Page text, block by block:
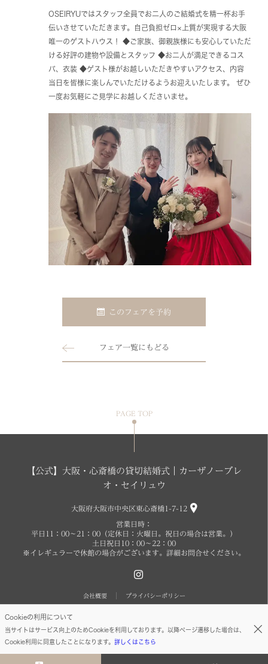
OSEIRYUではスタッフ全員でお二人のご結婚式を精一杯お手
伝いさせていただきます。自己負担ゼロ×上質が実現する大阪
唯一のゲストハウス！ ◆ご家族、御親族様にも安心していただ
ける好評の建物や設備とスタッフ ◆お二人が満足できるコス
パ、衣装 ◆ゲスト様がお越しいただきやすいアクセス、内容
当日を皆様に楽しんでいただけるようお迎えいたします。 ぜひ
一度お気軽にご見学にお越しくださいませ。
このフェアを予約
フェア一覧にもどる
Cookieの利用について
当サイトはサービス向上のためCookieを利用しております。以降ページ遷移した場合は、
Cookie利用に同意したことになります。 詳しくはこちら
PAGE TOP
【公式】大阪・心斎橋の貸切結婚式｜カーザノーブレ
オ・セイリュウ
大阪府大阪市中央区東心斎橋1-7-12
営業日時：
平日11：00～21：00（定休日：火曜日。祝日の場合は営業。）
土日祝日10：00～22：00
※イレギュラーで休館の場合がございます。詳細お問合せください。
会社概要 プライバシーポリシー